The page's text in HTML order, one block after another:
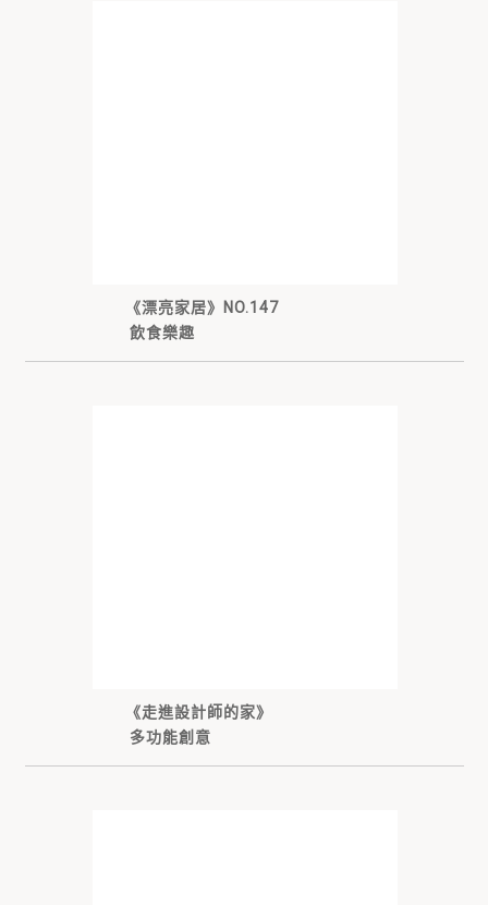
《漂亮家居》NO.147
飲食樂趣
《走進設計師的家》
多功能創意